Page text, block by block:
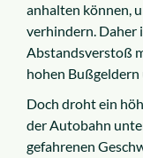
anhalten können,
verhindern. Daher
Abstandsverstoß
hohen
Doch droht ein
der Autobahn
gefahrenen